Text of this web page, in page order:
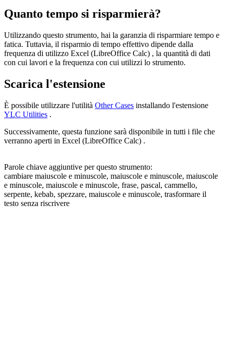
Quanto tempo si risparmierà?
Utilizzando questo strumento, hai la garanzia di risparmiare tempo e
fatica. Tuttavia, il risparmio di tempo effettivo dipende dalla
frequenza di utilizzo Excel (LibreOffice Calc) , la quantità di dati
con cui lavori e la frequenza con cui utilizzi lo strumento.
Scarica l'estensione
È possibile utilizzare l'utilità Other Cases installando l'estensione
YLC Utilities .
Successivamente, questa funzione sarà disponibile in tutti i file che
verranno aperti in Excel (LibreOffice Calc) .
Parole chiave aggiuntive per questo strumento:
cambiare maiuscole e minuscole, maiuscole e minuscole, maiuscole
e minuscole, maiuscole e minuscole, frase, pascal, cammello,
serpente, kebab, spezzare, maiuscole e minuscole, trasformare il
testo senza riscrivere